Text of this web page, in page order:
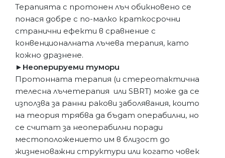
Терапията с протонен лъч обикновено се
понася добре с по-малко краткосрочни
странични ефекти в сравнение с
конвенционалната лъчева терапия, като
кожно дразнене.
►Неоперируеми тумори
Протонната терапия (и стереотактична
телесна лъчетерапия или SBRT) може да се
използва за ранни ракови заболявания, които
на теория трябва да бъдат операбилни, но
се считат за неоперабилни поради
местоположението им в близост до
жизненоважни структури или когато човек